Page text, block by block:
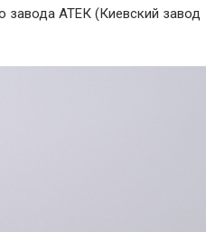
завода АТЕК (Киевский завод